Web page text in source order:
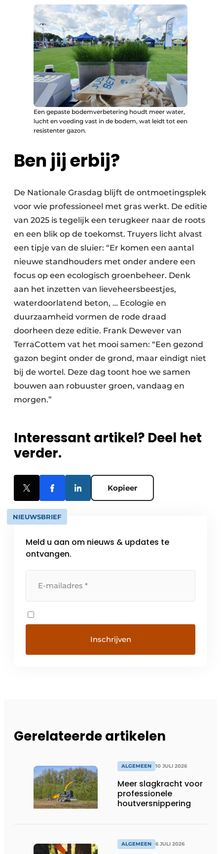
Een gepaste bodemverbetering houdt meer water,
lucht en voeding vast in de bodem, wat leidt tot een
resistenter gazon.
Ben jij erbij?
De Nationale Grasdag blijft de ontmoetingsplek
voor wie professioneel met gras werkt. De editie
van 2025 is tegelijk een terugkeer naar de roots
en een blik op de toekomst. Truyers licht alvast
een tipje van de sluier: “Er komen een aantal
nieuwe standhouders met onder andere een
focus op een ecologisch groenbeheer. Denk
aan het inzetten van lieveheersbeestjes,
waterdoorlatend beton, … Ecologie en
duurzaamheid vormen de rode draad
doorheen deze editie. Frank Dewever van
TerraCottem vat het mooi samen: “Een gezond
gazon begint onder de grond, maar eindigt niet
bij de wortel. Deze dag toont hoe we samen
bouwen aan robuuster groen, vandaag en
morgen.”
Interessant artikel? Deel het
verder.
Kopieer
NIEUWSBRIEF
Meld u aan om nieuws & updates te
ontvangen.
Gerelateerde artikelen
ALGEMEEN 10 JULI 2026
Meer slagkracht voor
professionele
houtversnippering
ALGEMEEN 6 JULI 2026